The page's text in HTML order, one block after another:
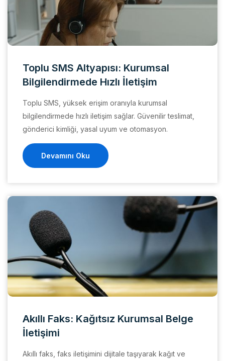
Toplu SMS Altyapısı: Kurumsal
Bilgilendirmede Hızlı İletişim
Toplu SMS, yüksek erişim oranıyla kurumsal
bilgilendirmede hızlı iletişim sağlar. Güvenilir teslimat,
gönderici kimliği, yasal uyum ve otomasyon.
Devamını Oku
Akıllı Faks: Kağıtsız Kurumsal Belge
İletişimi
Akıllı faks, faks iletişimini dijitale taşıyarak kağıt ve